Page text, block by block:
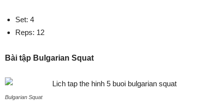
Set: 4
Reps: 12
Bài tập Bulgarian Squat
Bulgarian Squat